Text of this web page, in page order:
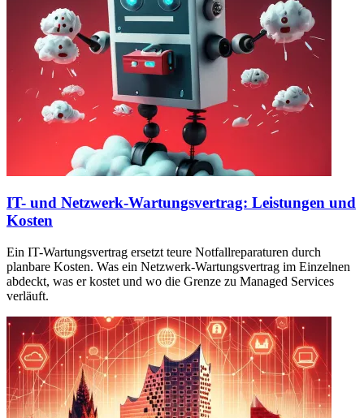
IT- und Netzwerk-Wartungsvertrag: Leistungen und
Kosten
Ein IT-Wartungsvertrag ersetzt teure Notfallreparaturen durch
planbare Kosten. Was ein Netzwerk-Wartungsvertrag im Einzelnen
abdeckt, was er kostet und wo die Grenze zu Managed Services
verläuft.